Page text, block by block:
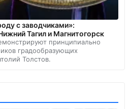
с заводчиками»:
Тагил и Магнитогорск
принципиально
градообразующих
Толстов.